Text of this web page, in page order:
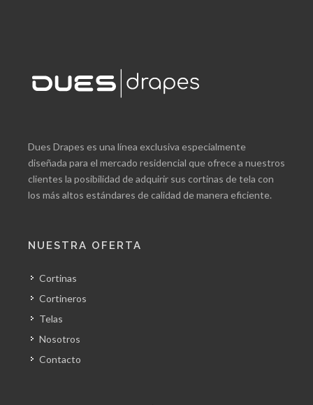
Dues Drapes es una línea exclusiva especialmente
diseñada para el mercado residencial que ofrece a nuestros
clientes la posibilidad de adquirir sus cortinas de tela con
los más altos estándares de calidad de manera eficiente.
NUESTRA OFERTA
Cortinas
Cortineros
Telas
Nosotros
Contacto